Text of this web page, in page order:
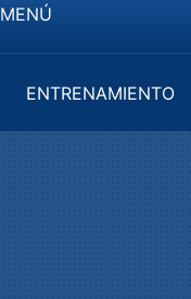
MENÚ
ENTRENAMIENTO